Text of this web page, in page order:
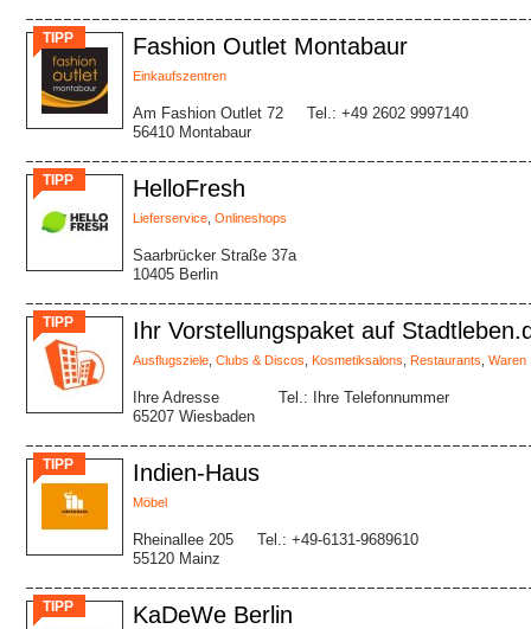
TIPP Fashion Outlet Montabaur
Einkaufszentren
Am Fashion Outlet 72
56410 Montabaur
Tel.: +49 2602 9997140
TIPP HelloFresh
Lieferservice Onlineshops
Saarbrücker Straße 37a
10405 Berlin
TIPP Ihr Vorstellungspaket auf
Ausflugsziele Clubs & Discos Kosmetiksalons Restaurants Waren
Ihre Adresse
65207 Wiesbaden
Tel.: Ihre Telefonnummer
TIPP Indien-Haus
Möbel
Rheinallee 205
55120 Mainz
Tel.: +49-6131-9689610
TIPP KaDeWe Berlin